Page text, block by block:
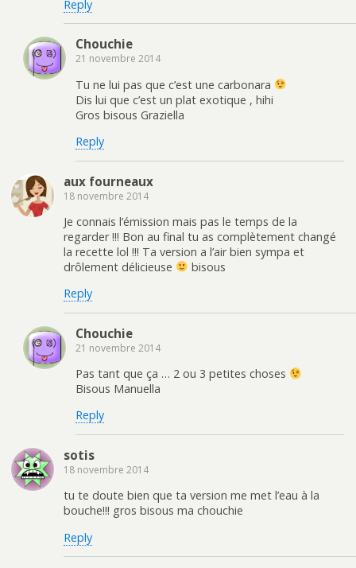
Reply
Chouchie
21 novembre 2014
Tu ne lui pas que c’est une carbonara
Dis lui que c’est un plat exotique , hihi
Gros bisous Graziella
Reply
aux fourneaux
18 novembre 2014
Je connais l’émission mais pas le temps de la
regarder !!! Bon au final tu as complètement changé
la recette lol !!! Ta version a l’air bien sympa et
drôlement délicieuse
bisous
Reply
Chouchie
21 novembre 2014
Pas tant que ça … 2 ou 3 petites choses
Bisous Manuella
Reply
sotis
18 novembre 2014
tu te doute bien que ta version me met l’eau à la
bouche!!! gros bisous ma chouchie
Reply